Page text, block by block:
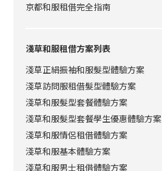
京都和服租借完全指南
淺草和服租借方案列表
淺草正絹振袖和服髮型體驗方案
淺草訪問服租借髮型體驗方案
淺草和服髮型套餐體驗方案
淺草和服髮型套餐學生優惠體驗方案
淺草和服情侶租借體驗方案
淺草和服基本體驗方案
淺草和服男士租借體驗方案